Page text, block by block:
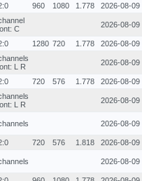
960 1080 1.778 2026-08-09
C
2026-08-09
1280 720 1.778 2026-08-09
L R
2026-08-09
720 576 1.778 2026-08-09
L R
2026-08-09
2026-08-09
720 576 1.818 2026-08-09
2026-08-09